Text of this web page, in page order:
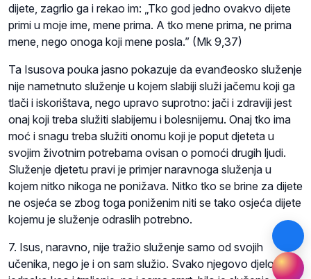
dijete, zagrlio ga i rekao im: „Tko god jedno ovakvo dijete
primi u moje ime, mene prima. A tko mene prima, ne prima
mene, nego onoga koji mene posla.” (Mk 9,37)
Ta Isusova pouka jasno pokazuje da evanđeosko služenje
nije nametnuto služenje u kojem slabiji služi jačemu koji ga
tlači i iskorištava, nego upravo suprotno: jači i zdraviji jest
onaj koji treba služiti slabijemu i bolesnijemu. Onaj tko ima
moć i snagu treba služiti onomu koji je poput djeteta u
svojim životnim potrebama ovisan o pomoći drugih ljudi.
Služenje djetetu pravi je primjer naravnoga služenja u
kojem nitko nikoga ne ponižava. Nitko tko se brine za dijete
ne osjeća se zbog toga poniženim niti se tako osjeća dijete
kojemu je služenje odraslih potrebno.
7. Isus, naravno, nije tražio služenje samo od svojih
učenika, nego je i on sam služio. Svako njegovo djelo,